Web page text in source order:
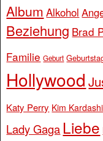
Album Alkohol
Beziehung Brad
Familie Geburt
Hollywood
Katy Perry Kim
Lady Gaga Liebe